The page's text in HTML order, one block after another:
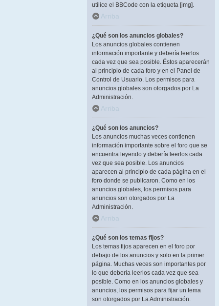
utilice el BBCode con la etiqueta [img].
Arriba
¿Qué son los anuncios globales?
Los anuncios globales contienen
información importante y debería leerlos
cada vez que sea posible. Éstos aparecerán
al principio de cada foro y en el Panel de
Control de Usuario. Los permisos para
anuncios globales son otorgados por La
Administración.
Arriba
¿Qué son los anuncios?
Los anuncios muchas veces contienen
información importante sobre el foro que se
encuentra leyendo y debería leerlos cada
vez que sea posible. Los anuncios
aparecen al principio de cada página en el
foro donde se publicaron. Como en los
anuncios globales, los permisos para
anuncios son otorgados por La
Administración.
Arriba
¿Qué son los temas fijos?
Los temas fijos aparecen en el foro por
debajo de los anuncios y solo en la primer
página. Muchas veces son importantes por
lo que debería leerlos cada vez que sea
posible. Como en los anuncios globales y
anuncios, los permisos para fijar un tema
son otorgados por La Administración.